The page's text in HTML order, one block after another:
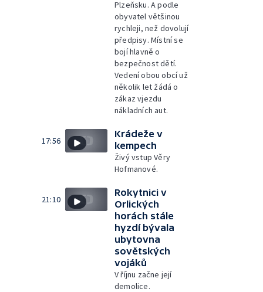
Plzeňsku. A podle
obyvatel většinou
rychleji, než dovolují
předpisy. Místní se
bojí hlavně o
bezpečnost dětí.
Vedení obou obcí už
několik let žádá o
zákaz vjezdu
nákladních aut.
17:56
Krádeže v
kempech
Živý vstup Věry
Hofmanové.
21:10
Rokytnici v
Orlických
horách stále
hyzdí bývala
ubytovna
sovětských
vojáků
V říjnu začne její
demolice.